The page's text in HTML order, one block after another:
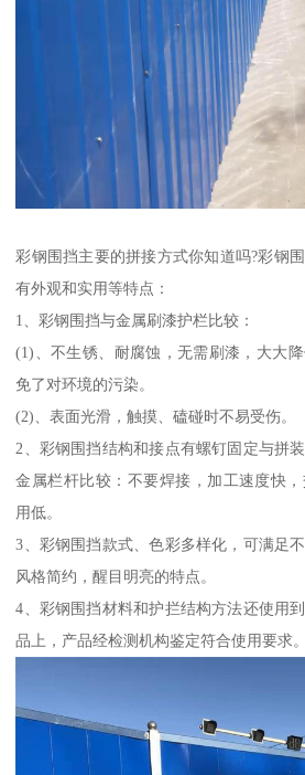
彩钢围挡主要的拼接方式你知道吗?彩钢
有外观和实用等特点：
1、彩钢围挡与金属刷漆护栏比较：
(1)、不生锈、耐腐蚀，无需刷漆，大大
免了对环境的污染。
(2)、表面光滑，触摸、磕碰时不易受伤。
2、彩钢围挡结构和接点有螺钉固定与拼
金属栏杆比较：不要焊接，加工速度快
用低。
3、彩钢围挡款式、色彩多样化，可满足
风格简约，醒目明亮的特点。
4、彩钢围挡材料和护拦结构方法还使用
品上，产品经检测机构鉴定符合使用要求。